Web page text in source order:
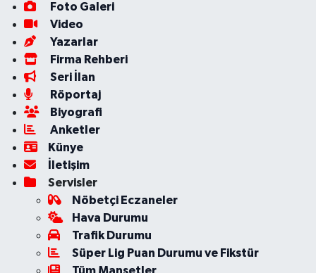
Foto Galeri
Video
Yazarlar
Firma Rehberi
Seri İlan
Röportaj
Biyografi
Anketler
Künye
İletişim
Servisler
Nöbetçi Eczaneler
Hava Durumu
Trafik Durumu
Süper Lig Puan Durumu ve Fikstür